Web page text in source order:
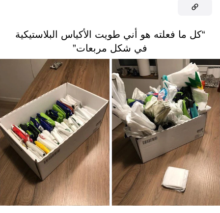
“كل ما فعلته هو أني طويت الأكياس البلاستيكية
في شكل مربعات”